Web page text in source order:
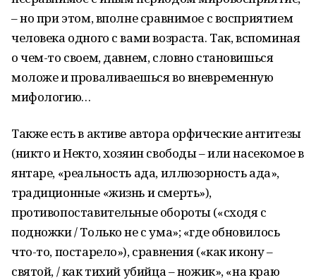
– но при этом, вполне сравнимое с восприятием
человека одного с вами возраста. Так, вспоминая
о чем-то своем, давнем, словно становишься
моложе и проваливаешься во вневременную
мифологию…
Также есть в активе автора орфические антитезы
(никто и Некто, хозяин свободы – или насекомое в
янтаре, «реальность ада, иллюзорность ада»,
традиционные «жизнь и смерть»),
противопоставительные обороты («сходя с
подножки / Только не с ума»; «где обновилось
что-то, постарело»), сравнения («как икону –
святой, / как тихий убийца – ножик», «на краю